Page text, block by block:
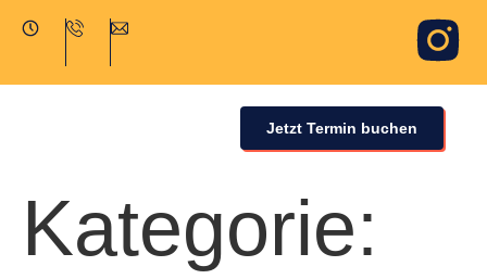
Jetzt Termin buchen
Kategorie: